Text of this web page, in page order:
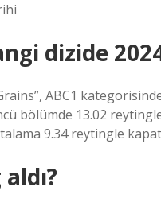
dizide
ABC1
bölümde 13.02
9.34 reytingle